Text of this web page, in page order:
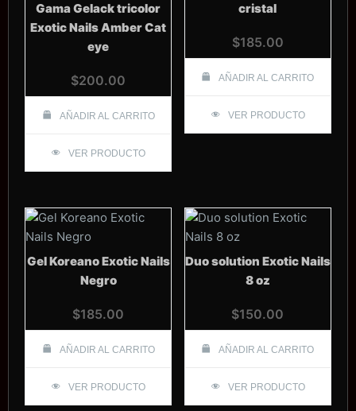
Gama Gelack tricolor
Exotic Nails Amber Cat
eye
$200.00
AÑADIR AL CARRITO
VER PRODUCTO
cristal
$185.00
AÑADIR AL CARRITO
VER PRODUCTO
Gel Koreano Exotic Nails
Negro
$185.00
AÑADIR AL CARRITO
VER PRODUCTO
Duo solution Exotic Nails
8 oz
$150.00
AÑADIR AL CARRITO
VER PRODUCTO